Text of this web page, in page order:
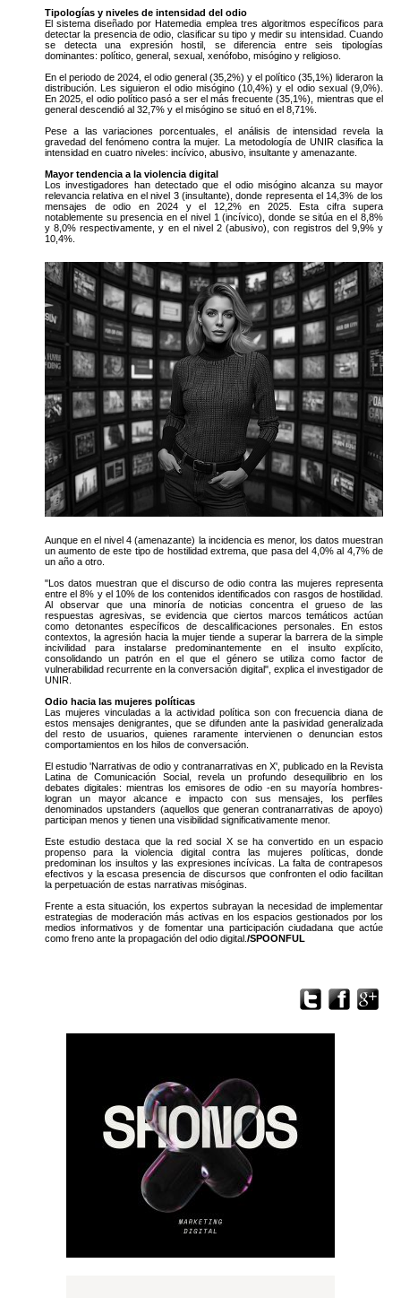
Tipologías y niveles de intensidad del odio
El sistema diseñado por Hatemedia emplea tres algoritmos específicos para
detectar la presencia de odio, clasificar su tipo y medir su intensidad. Cuando
se detecta una expresión hostil, se diferencia entre seis tipologías
dominantes: político, general, sexual, xenófobo, misógino y religioso.
En el periodo de 2024, el odio general (35,2%) y el político (35,1%) lideraron la
distribución. Les siguieron el odio misógino (10,4%) y el odio sexual (9,0%).
En 2025, el odio político pasó a ser el más frecuente (35,1%), mientras que el
general descendió al 32,7% y el misógino se situó en el 8,71%.
Pese a las variaciones porcentuales, el análisis de intensidad revela la
gravedad del fenómeno contra la mujer. La metodología de UNIR clasifica la
intensidad en cuatro niveles: incívico, abusivo, insultante y amenazante.
Mayor tendencia a la violencia digital
Los investigadores han detectado que el odio misógino alcanza su mayor
relevancia relativa en el nivel 3 (insultante), donde representa el 14,3% de los
mensajes de odio en 2024 y el 12,2% en 2025. Esta cifra supera
notablemente su presencia en el nivel 1 (incívico), donde se sitúa en el 8,8%
y 8,0% respectivamente, y en el nivel 2 (abusivo), con registros del 9,9% y
10,4%.
Aunque en el nivel 4 (amenazante) la incidencia es menor, los datos muestran
un aumento de este tipo de hostilidad extrema, que pasa del 4,0% al 4,7% de
un año a otro.
"Los datos muestran que el discurso de odio contra las mujeres representa
entre el 8% y el 10% de los contenidos identificados con rasgos de hostilidad.
Al observar que una minoría de noticias concentra el grueso de las
respuestas agresivas, se evidencia que ciertos marcos temáticos actúan
como detonantes específicos de descalificaciones personales. En estos
contextos, la agresión hacia la mujer tiende a superar la barrera de la simple
incivilidad para instalarse predominantemente en el insulto explícito,
consolidando un patrón en el que el género se utiliza como factor de
vulnerabilidad recurrente en la conversación digital", explica el investigador de
UNIR.
Odio hacia las mujeres políticas
Las mujeres vinculadas a la actividad política son con frecuencia diana de
estos mensajes denigrantes, que se difunden ante la pasividad generalizada
del resto de usuarios, quienes raramente intervienen o denuncian estos
comportamientos en los hilos de conversación.
El estudio 'Narrativas de odio y contranarrativas en X', publicado en la Revista
Latina de Comunicación Social, revela un profundo desequilibrio en los
debates digitales: mientras los emisores de odio -en su mayoría hombres-
logran un mayor alcance e impacto con sus mensajes, los perfiles
denominados upstanders (aquellos que generan contranarrativas de apoyo)
participan menos y tienen una visibilidad significativamente menor.
Este estudio destaca que la red social X se ha convertido en un espacio
propenso para la violencia digital contra las mujeres políticas, donde
predominan los insultos y las expresiones incívicas. La falta de contrapesos
efectivos y la escasa presencia de discursos que confronten el odio facilitan
la perpetuación de estas narrativas misóginas.
Frente a esta situación, los expertos subrayan la necesidad de implementar
estrategias de moderación más activas en los espacios gestionados por los
medios informativos y de fomentar una participación ciudadana que actúe
como freno ante la propagación del odio digital. /SPOONFUL